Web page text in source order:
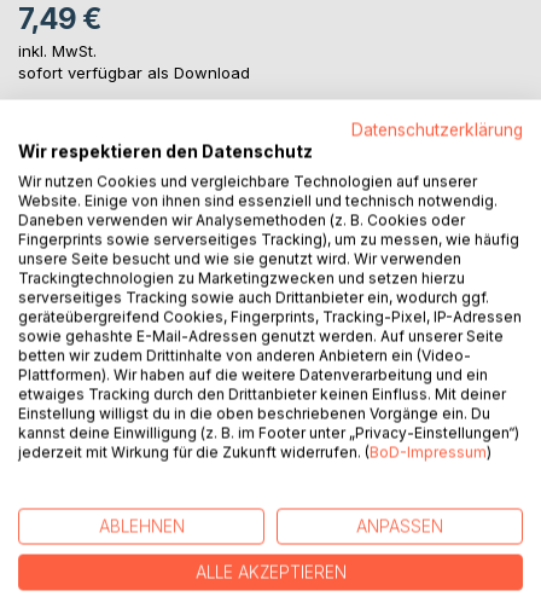
7,49 €
inkl. MwSt.
sofort verfügbar als Download
IN DEN WARENKORB
Auf die Merkliste
Titel bewerten
BESCHREIBUNG
Auf den Spuren der Ulmer Schachtel. Eine vierwöchige
Faltbootwanderfahrt von 1960, mit Booten und Zelten auf
der Donau von Ulm bis Wien.
Datenschutzerklärung
Wir respektieren den Datenschutz
Wir nutzen Cookies und vergleichbare Technologien auf unserer
Website. Einige von ihnen sind essenziell und technisch notwendig.
Daneben verwenden wir Analysemethoden (z. B. Cookies oder
Fingerprints sowie serverseitiges Tracking), um zu messen, wie häufig
unsere Seite besucht und wie sie genutzt wird. Wir verwenden
Trackingtechnologien zu Marketingzwecken und setzen hierzu
serverseitiges Tracking sowie auch Drittanbieter ein, wodurch ggf.
geräteübergreifend Cookies, Fingerprints, Tracking-Pixel, IP-Adressen
sowie gehashte E-Mail-Adressen genutzt werden. Auf unserer Seite
betten wir zudem Drittinhalte von anderen Anbietern ein (Video-
Plattformen). Wir haben auf die weitere Datenverarbeitung und ein
etwaiges Tracking durch den Drittanbieter keinen Einfluss. Mit deiner
Einstellung willigst du in die oben beschriebenen Vorgänge ein. Du
kannst deine Einwilligung (z. B. im Footer unter „Privacy-Einstellungen“)
jederzeit mit Wirkung für die Zukunft widerrufen. (BoD-Impressum)
ABLEHNEN ANPASSEN
ALLE AKZEPTIEREN